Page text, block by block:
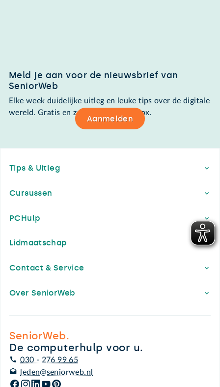
Meld je aan voor de nieuwsbrief van
SeniorWeb
Elke week duidelijke uitleg en leuke tips over de digitale
wereld. Gratis en zomaar in de mailbox.
Aanmelden
Tips & Uitleg
Cursussen
PCHulp
Lidmaatschap
Contact & Service
Over SeniorWeb
SeniorWeb.
De computerhulp voor u.
030 - 276 99 65
leden@seniorweb.nl